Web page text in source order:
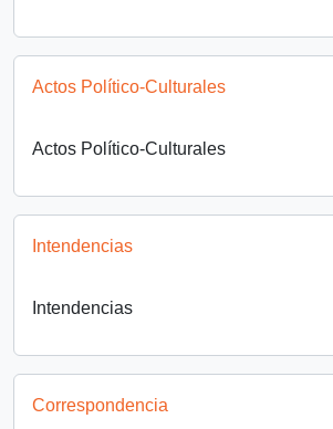
Actos Político-Culturales
Actos Político-Culturales
Intendencias
Intendencias
Correspondencia